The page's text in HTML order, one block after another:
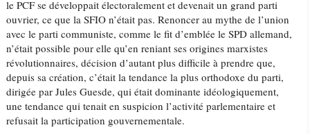
le PCF se développait électoralement et devenait un grand parti
ouvrier, ce que la SFIO n’était pas. Renoncer au mythe de l’union
avec le parti communiste, comme le fit d’emblée le SPD allemand,
n’était possible pour elle qu’en reniant ses origines marxistes
révolutionnaires, décision d’autant plus difficile à prendre que,
depuis sa création, c’était la tendance la plus orthodoxe du parti,
dirigée par Jules Guesde, qui était dominante idéologiquement,
une tendance qui tenait en suspicion l’activité parlementaire et
refusait la participation gouvernementale.